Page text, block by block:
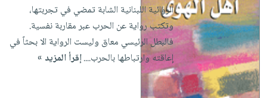
الروائية اللبنانية الشابة تمضي في تجربتها،
وتكتب رواية عن الحرب عبر مقاربة نفسية.
فالبطل الرئيسي معاق وليست الرواية الا بحثاً في
إعاقته وارتباطها بالحرب....إقرأ المزيد »